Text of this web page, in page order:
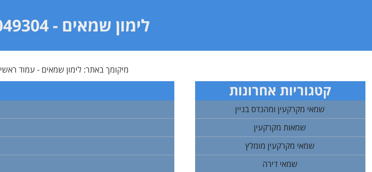
לימון שמאים - 077-6049304
מיקומך באתר: לימון שמאים - עמוד ראשי
קטגוריות אחרונות
שמאי מקרקעין ומהנדס בניין
שמאות מקרקעין
שמאי מקרקעין מומלץ
שמאי דירה